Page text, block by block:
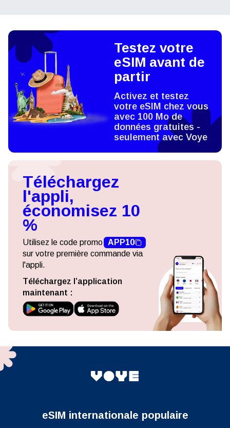
Testez votre
eSIM avant de
partir
Activez et testez
votre eSIM chez vous
avec 100 Mo de
données gratuites -
seulement avec Voye
Téléchargez
l'appli,
économisez 10
%
Utilisez le code promo APP10
sur votre première commande via
l'appli.
Téléchargez l’application
maintenant :
eSIM internationale populaire